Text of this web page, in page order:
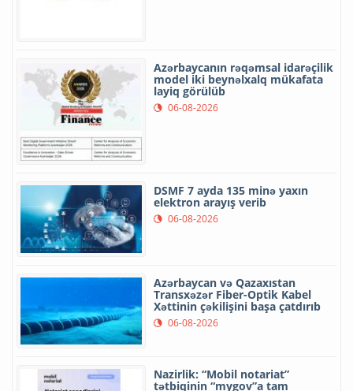
Azərbaycanın rəqəmsal idarəçilik
model iki beynəlxalq mükafata
layiq görülüb
06-08-2026
DSMF 7 ayda 135 minə yaxın
elektron arayış verib
06-08-2026
Azərbaycan və Qazaxıstan
Transxəzər Fiber-Optik Kabel
Xəttinin çəkilişini başa çatdırıb
06-08-2026
Nazirlik: “Mobil notariat”
tətbiqinin “mygov”a tam